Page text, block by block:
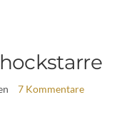
7 Kommentare